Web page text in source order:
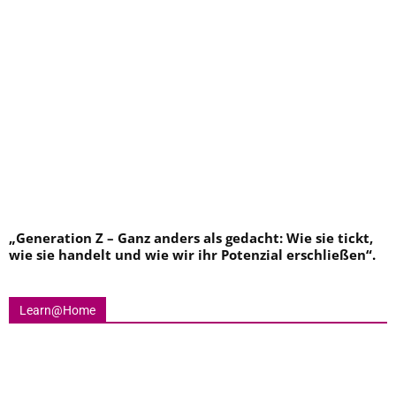
„Generation Z – Ganz anders als gedacht: Wie sie tickt,
wie sie handelt und wie wir ihr Potenzial erschließen“.
Learn@Home